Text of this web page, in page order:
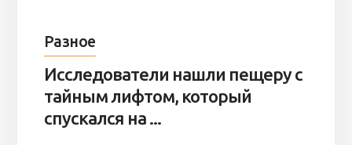
Разное
Исследователи нашли пещеру с
тайным лифтом, который
спускался на ...